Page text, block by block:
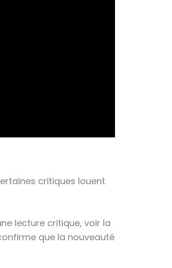
critiques louent
lecture critique, voir la
que la nouveauté